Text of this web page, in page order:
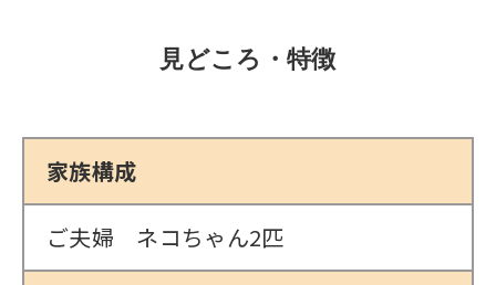
見どころ・特徴
家族構成
ご夫婦 ネコちゃん2匹